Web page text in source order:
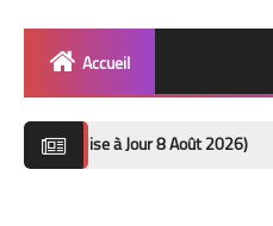
Accueil
Jour 8 Août 2026) CAN